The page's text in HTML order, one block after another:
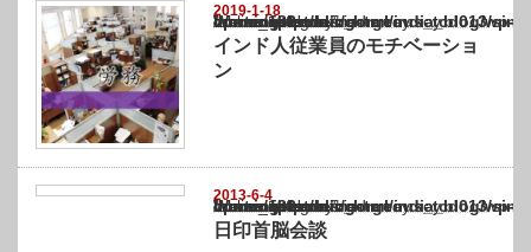
2019-1-18
Warning
: Undefined array key "show_category" in
/home/netst/kuno-cpa.co.jp/public_html/india_blog/wp-content/themes/
on line183
インド人従業員のモチベーショ
ン
2013-6-4
Warning
: Undefined array key "show_category" in
/home/netst/kuno-cpa.co.jp/public_html/india_blog/wp-content/themes/
on line183
日印首脳会談